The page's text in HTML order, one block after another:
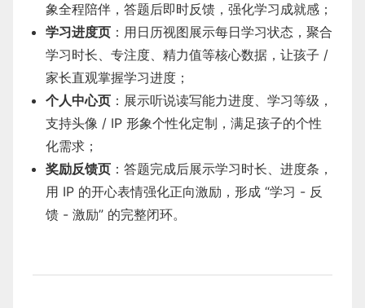
象全程陪伴，答题后即时反馈，强化学习成就感；
学习进度页 ：用日历视图展示每日学习状态，聚合
学习时长、专注度、精力值等核心数据，让孩子 /
家长直观掌握学习进度；
个人中心页 ：展示听说读写能力进度、学习等级，
支持头像 / IP 形象个性化定制，满足孩子的个性
化需求；
奖励反馈页 ：答题完成后展示学习时长、进度条，
用 IP 的开心表情强化正向激励，形成 “学习 - 反
馈 - 激励” 的完整闭环。